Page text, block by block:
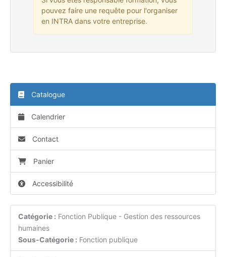
pouvez faire une requête pour l'organiser
en INTRA dans votre entreprise.
Catalogue
Calendrier
Contact
Panier
Accessibilité
Catégorie : Fonction Publique - Gestion des ressources
humaines
Sous-Catégorie : Fonction publique